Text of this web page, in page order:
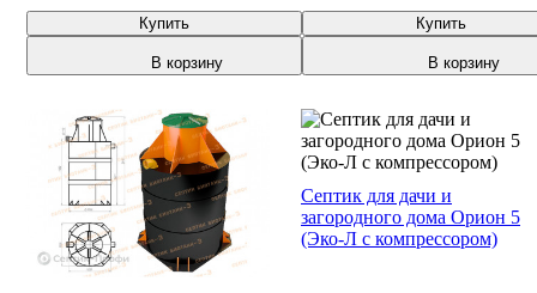
Купить
В корзину
Купить
В корзину
Септик для дачи и
загородного дома Орион 5
(Эко-Л с компрессором)